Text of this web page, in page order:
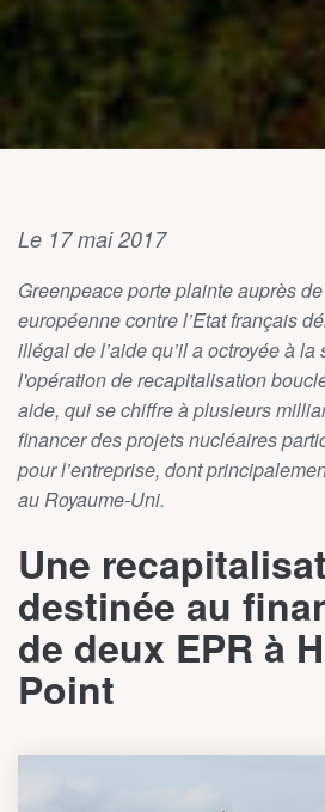
Le 17 mai 2017
Greenpeace porte plainte auprès
européenne contre l’Etat français
illégal de l’aide qu’il a octroyée à
l'opération de recapitalisation
aide, qui se chiffre à plusieurs
financer des projets nucléaires
pour l’entreprise, dont
au Royaume-Uni.
Une
destinée au
de deux EPR à
Point